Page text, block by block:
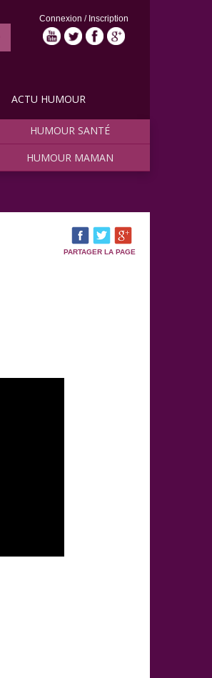
Connexion / Inscription
HUMOUR SANTÉ
HUMOUR MAMAN
ACTU HUMOUR
PARTAGER LA PAGE